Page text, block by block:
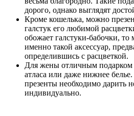
дорого, однако выглядят
Кроме кошелька, можно
галстук его любимой
обожает галстуки-бабочки, то
именно такой аксессуар,
определившись с расцветкой.
Для жены отличным подарком
атласа или даже нижнее
презенты необходимо дарить
индивидуально.